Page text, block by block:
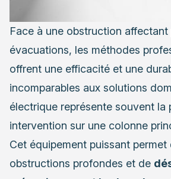
Face à une obstruction affectant
évacuations, les méthodes
offrent une efficacité et une
incomparables aux solutions
électrique représente souvent la
intervention sur une colonne
Cet équipement puissant permet
obstructions profondes et de